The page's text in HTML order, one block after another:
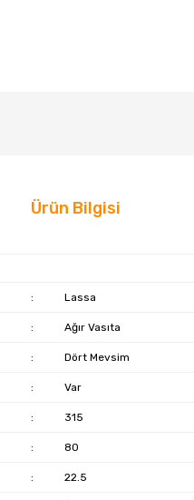
Ürün Bilgisi
: Lassa
: Ağır Vasıta
: Dört Mevsim
: Var
: 315
: 80
: 22.5